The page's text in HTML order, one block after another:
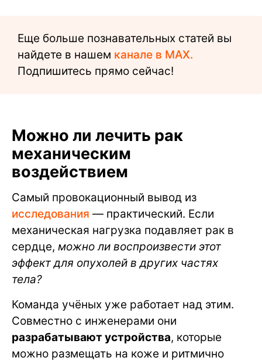
Еще больше познавательных статей вы
найдете в нашем канале в MAX.
Подпишитесь прямо сейчас!
Можно ли лечить рак
механическим
воздействием
Самый провокационный вывод из
исследования — практический. Если
механическая нагрузка подавляет рак в
сердце, можно ли воспроизвести этот
эффект для опухолей в других частях
тела?
Команда учёных уже работает над этим.
Совместно с инженерами они
разрабатывают устройства, которые
можно размещать на коже и ритмично